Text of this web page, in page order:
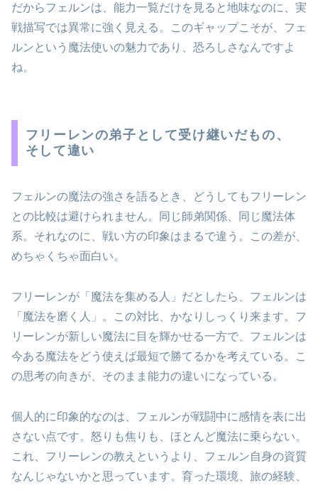
だからフェルンは、能力一覧だけを見ると地味なのに、実
戦描写では異常に強く見える。このギャップこそが、フェ
ルンという魔法使いの魅力であり、恐ろしさなんですよ
ね。
フリーレンの弟子として受け継いだもの、
そして違い
フェルンの魔法の強さを語るとき、どうしてもフリーレン
との比較は避けられません。同じ師弟関係、同じ魔法体
系。それなのに、戦い方の印象はまるで違う。この差が、
めちゃくちゃ面白い。
フリーレンが「魔法を集める人」だとしたら、フェルンは
「魔法を磨く人」。この対比、かなりしっくり来ます。フ
リーレンが新しい魔法に目を輝かせる一方で、フェルンは
今ある魔法をどう使えば最短で勝てるかを考えている。こ
の思考の向きが、そのまま能力の違いになっている。
個人的に印象的なのは、フェルンが戦闘中に感情を表に出
さない点です。怒りも焦りも、ほとんど魔法に乗らない。
これ、フリーレンの教えというより、フェルン自身の資質
なんじゃないかと思っています。育った環境、旅の経験、